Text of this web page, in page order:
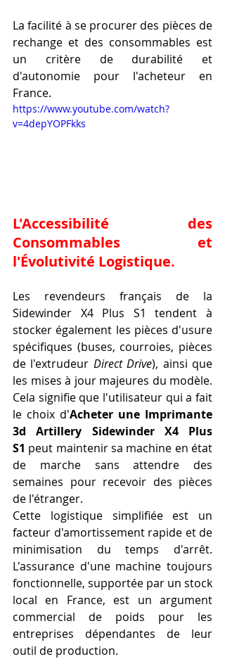
La facilité à se procurer des pièces de
rechange et des consommables est
un critère de durabilité et
d'autonomie pour l'acheteur en
France.
https://www.youtube.com/watch?
v=4depYOPFkks
L'Accessibilité des
Consommables et
l'Évolutivité Logistique.
Les revendeurs français de la
Sidewinder X4 Plus S1 tendent à
stocker également les pièces d'usure
spécifiques (buses, courroies, pièces
de l'extrudeur Direct Drive), ainsi que
les mises à jour majeures du modèle.
Cela signifie que l'utilisateur qui a fait
le choix d'Acheter une Imprimante
3d Artillery Sidewinder X4 Plus
S1 peut maintenir sa machine en état
de marche sans attendre des
semaines pour recevoir des pièces
de l'étranger.
Cette logistique simplifiée est un
facteur d'amortissement rapide et de
minimisation du temps d'arrêt.
L'assurance d'une machine toujours
fonctionnelle, supportée par un stock
local en France, est un argument
commercial de poids pour les
entreprises dépendantes de leur
outil de production.